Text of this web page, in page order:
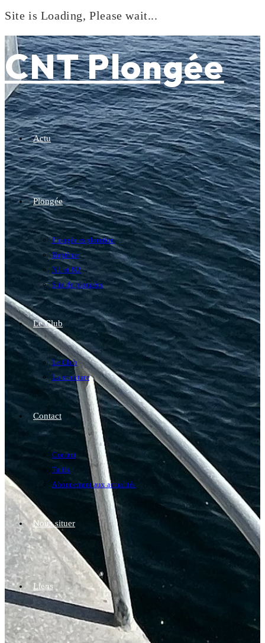
Site is Loading, Please wait...
to
content
CNT Plongée
Actu
Plongée
Plongée exploration
Baptême
N1 et N2
Site de plongées
Le Club
Le Club
La structure
Contact
Contact
Tarifs
Abonnement aux actualités
Nous situer
Liens